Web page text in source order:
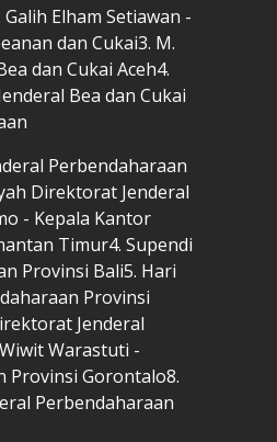
Elham Setiawan -
dan Cukai3. M.
dan Cukai Aceh4.
Bea dan Cukai
Perbendaharaan
Direktorat Jenderal
- Kepala Kantor
Timur4. Supendi
Provinsi Bali5. Hari
Provinsi
Jenderal
Warastuti -
Provinsi Gorontalo8.
Perbendaharaan